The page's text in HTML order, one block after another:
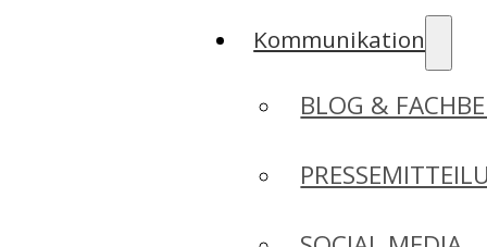
Kommunikation
BLOG &